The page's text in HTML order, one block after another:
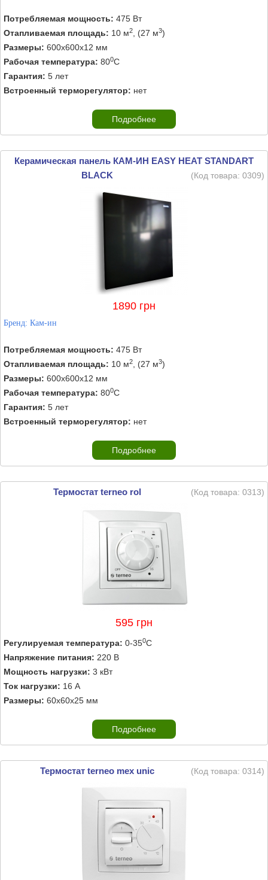
Потребляемая мощность: 475 Вт
Отапливаемая площадь: 10 м2 , (27 м3)
Размеры: 600х600х12 мм
Рабочая температура: 800C
Гарантия: 5 лет
Встроенный терморегулятор: нет
Подробнее
Керамическая панель КАМ-ИН EASY HEAT STANDART
BLACK
(Код товара: 0309)
1890 грн
Бренд: Кам-ин
Потребляемая мощность: 475 Вт
Отапливаемая площадь: 10 м2 , (27 м3)
Размеры: 600х600х12 мм
Рабочая температура: 800C
Гарантия: 5 лет
Встроенный терморегулятор: нет
Подробнее
Термостат terneo rol (Код товара: 0313)
595 грн
Регулируемая температура: 0-350C
Напряжение питания: 220 В
Мощность нагрузки: 3 кВт
Ток нагрузки: 16 А
Размеры: 60х60х25 мм
Подробнее
Термостат terneo mex unic (Код товара: 0314)